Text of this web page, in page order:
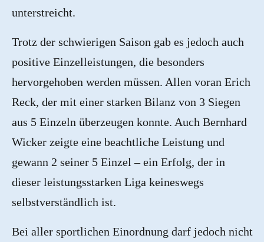
unterstreicht.
Trotz der schwierigen Saison gab es jedoch auch
positive Einzelleistungen, die besonders
hervorgehoben werden müssen. Allen voran Erich
Reck, der mit einer starken Bilanz von 3 Siegen
aus 5 Einzeln überzeugen konnte. Auch Bernhard
Wicker zeigte eine beachtliche Leistung und
gewann 2 seiner 5 Einzel – ein Erfolg, der in
dieser leistungsstarken Liga keineswegs
selbstverständlich ist.
Bei aller sportlichen Einordnung darf jedoch nicht